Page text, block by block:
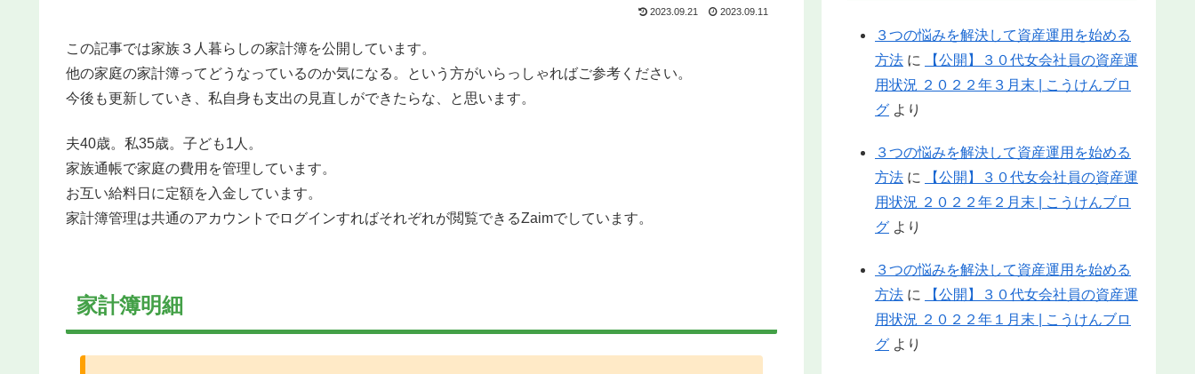
2023.09.21 2023.09.11
この記事では家族３人暮らしの家計簿を公開しています。
他の家庭の家計簿ってどうなっているのか気になる。という方がいらっしゃればご参考ください。
今後も更新していき、私自身も支出の見直しができたらな、と思います。
夫40歳。私35歳。子ども1人。
家族通帳で家庭の費用を管理しています。
お互い給料日に定額を入金しています。
家計簿管理は共通のアカウントでログインすればそれぞれが閲覧できるZaimでしています。
家計簿明細
３つの悩みを解決して資産運用を始める
方法 に
【公開】３０代女会社員の資産運
用状況 ２０２２年３月末 | こうけんブロ
グ より
３つの悩みを解決して資産運用を始める
方法 に
【公開】３０代女会社員の資産運
用状況 ２０２２年２月末 | こうけんブロ
グ より
３つの悩みを解決して資産運用を始める
方法 に
【公開】３０代女会社員の資産運
用状況 ２０２２年１月末 | こうけんブロ
グ より